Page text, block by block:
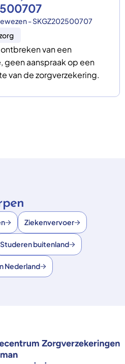
- SKGZ202500707
van een
aanspraak op een
van de zorgverzekering.
Ziekenvervoer
Studeren buitenland
Nederland